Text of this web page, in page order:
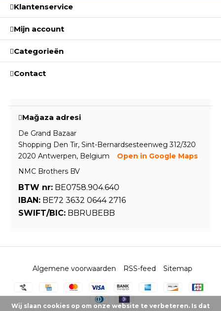
Klantenservice
Mijn account
Categorieën
Contact
Mağaza adresi
De Grand Bazaar
Shopping Den Tir, Sint-Bernardsesteenweg 312/320
2020 Antwerpen, Belgium
Open in Google Maps
NMC Brothers BV
BTW nr: BE0758.904.640
IBAN: BE72 3632 0644 2716
SWIFT/BIC: BBRUBEBB
Algemene voorwaarden RSS-feed Sitemap
Wij slaan cookies op om onze website te verbeteren. Is dat